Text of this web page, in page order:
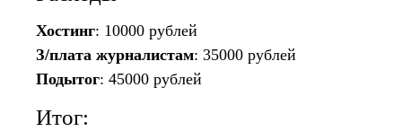
Хостинг: 10000 рублей
З/плата журналистам: 35000 рублей
Подытог: 45000 рублей
Итог: